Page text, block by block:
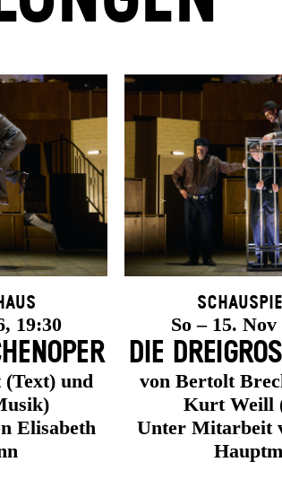
19:30
und
Elisabeth
So – 15.
DIE
von Bertolt
Kurt Weill
Unter Mitarbeit